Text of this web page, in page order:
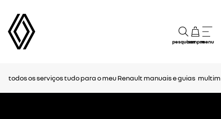
pesquisarcompremenu
todos os serviçostudo para o meu Renault manuais e guias